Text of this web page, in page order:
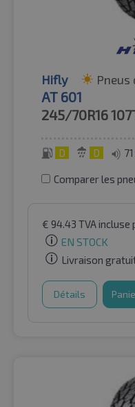
Hifly Pneus
AT 601
245/70R16
D D
Comparer les
€ 94.43 TVA incluse
EN STOCK
Livraison
Détails